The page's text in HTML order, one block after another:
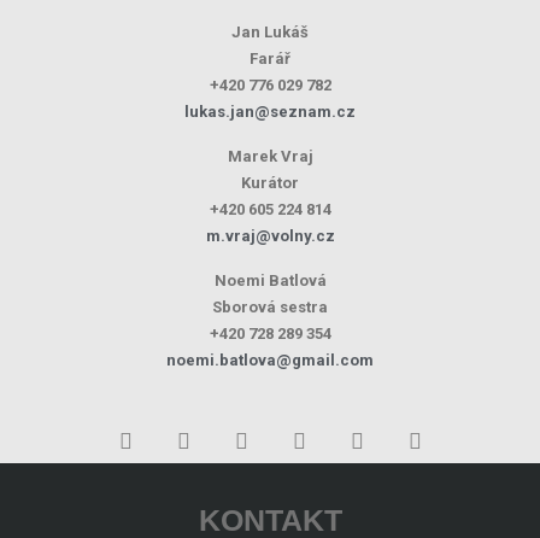
Jan Lukáš
Farář
+420 776 029 782
lukas.jan@seznam.cz
Marek Vraj
Kurátor
+420 605 224 814
m.vraj@volny.cz
Noemi Batlová
Sborová sestra
+420 728 289 354
noemi.batlova@gmail.com
KONTAKT